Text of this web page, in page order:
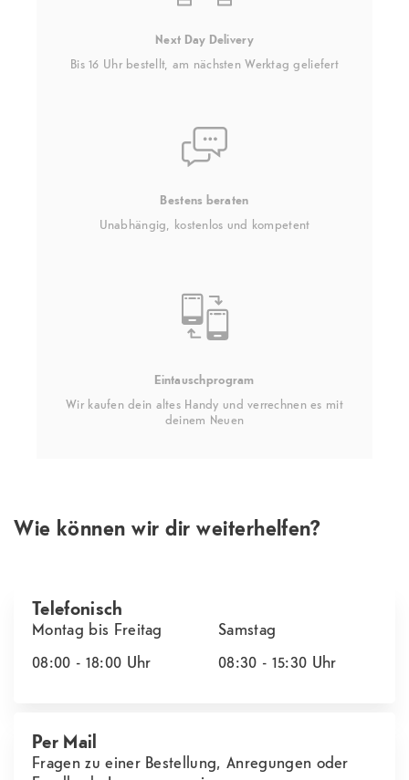
Next Day Delivery
Bis 16 Uhr bestellt, am nächsten Werktag geliefert
Bestens beraten
Unabhängig, kostenlos und kompetent
Eintauschprogram
Wir kaufen dein altes Handy und verrechnen es mit
deinem Neuen
Wie können wir dir weiterhelfen?
Telefonisch
Montag bis Freitag
08:00 - 18:00 Uhr
Samstag
08:30 - 15:30 Uhr
Per Mail
Fragen zu einer Bestellung, Anregungen oder